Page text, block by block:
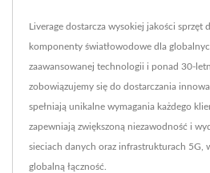
Liverage dostarcza wysokiej jakości
komponenty światłowodowe dla
zaawansowanej technologii i ponad 30-
zobowiązujemy się do dostarczania
spełniają unikalne wymagania każdego
zapewniają zwiększoną niezawodność i
sieciach danych oraz infrastrukturach 5G,
globalną łączność.